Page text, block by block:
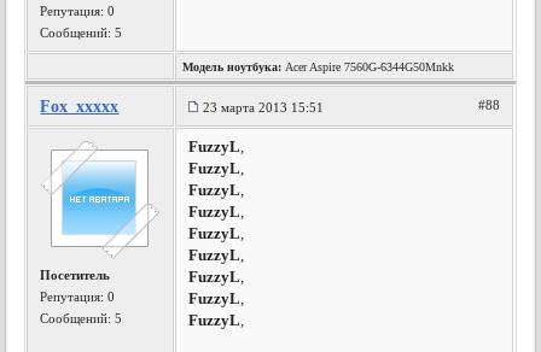
Репутация:0
Сообщений: 5
Модель ноутбука: Acer Aspire 7560G-6344G50Mnkk
Fox_xxxxx 23 марта 2013 15:51 #88
Посетитель
Репутация:0
Сообщений: 5
FuzzyL,
FuzzyL,
FuzzyL,
FuzzyL,
FuzzyL,
FuzzyL,
FuzzyL,
FuzzyL,
FuzzyL,